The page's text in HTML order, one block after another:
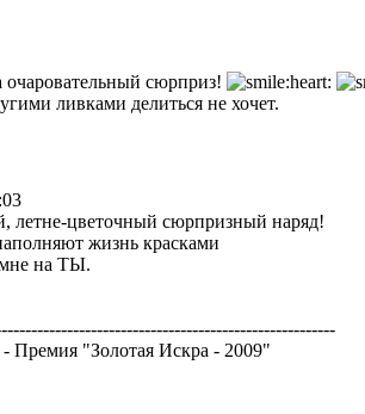
очаровательный сюрприз!
ливками делиться не хочет.
летне-цветочный сюрпризный наряд!
жизнь красками
на ТЫ.
Премия "Золотая Искра - 2009"